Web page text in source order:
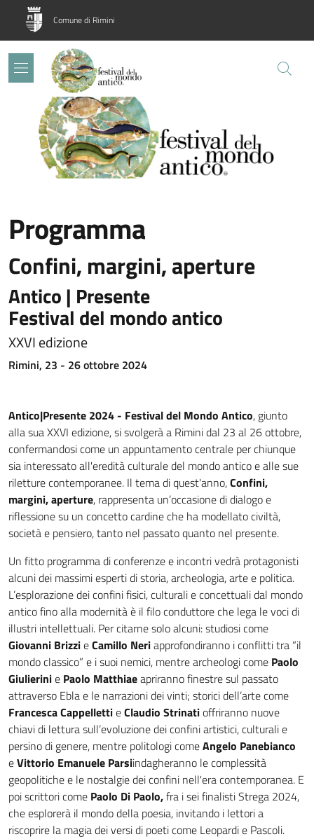
Salta al contenuto principale
Skip to footer content
Comune di Rimini
Programma
Confini, margini, aperture
Antico | Presente
Festival del mondo antico
XXVI edizione
Rimini, 23 - 26 ottobre 2024
Antico|Presente 2024 - Festival del Mondo Antico, giunto
alla sua XXVI edizione, si svolgerà a Rimini dal 23 al 26 ottobre,
confermandosi come un appuntamento centrale per chiunque
sia interessato all'eredità culturale del mondo antico e alle sue
riletture contemporanee. Il tema di quest'anno,Confini,
margini, aperture, rappresenta un’occasione di dialogo e
riflessione su un concetto cardine che ha modellato civiltà,
società e pensiero, tanto nel passato quanto nel presente.
Un fitto programma di conferenze e incontri vedrà protagonisti
alcuni dei massimi esperti di storia, archeologia, arte e politica.
L’esplorazione dei confini fisici, culturali e concettuali dal mondo
antico fino alla modernità è il filo conduttore che lega le voci di
illustri intellettuali. Per citarne solo alcuni: studiosi come
Giovanni BrizzieCamillo Neriapprofondiranno i conflitti tra “il
mondoclassico” e i suoi nemici, mentre archeologi come Paolo
Giulierinie Paolo Matthiaeapriranno finestre sul passato
attraverso Ebla e le narrazioni dei vinti; storici dell’arte come
Francesca CappellettieClaudio Strinatioffriranno nuove
chiavi di lettura sull’evoluzione dei confini artistici, culturali e
persino di genere, mentre politologi comeAngelo Panebianco
eVittorio Emanuele Parsiindagheranno le complessità
geopolitiche e le nostalgie dei confini nell'era contemporanea. E
poi scrittori come Paolo Di Paolo,fra i sei finalisti Strega 2024,
che esplorerà il mondo della poesia, invitando i lettori a
riscoprire la magia dei versi di poeti come Leopardi e Pascoli.